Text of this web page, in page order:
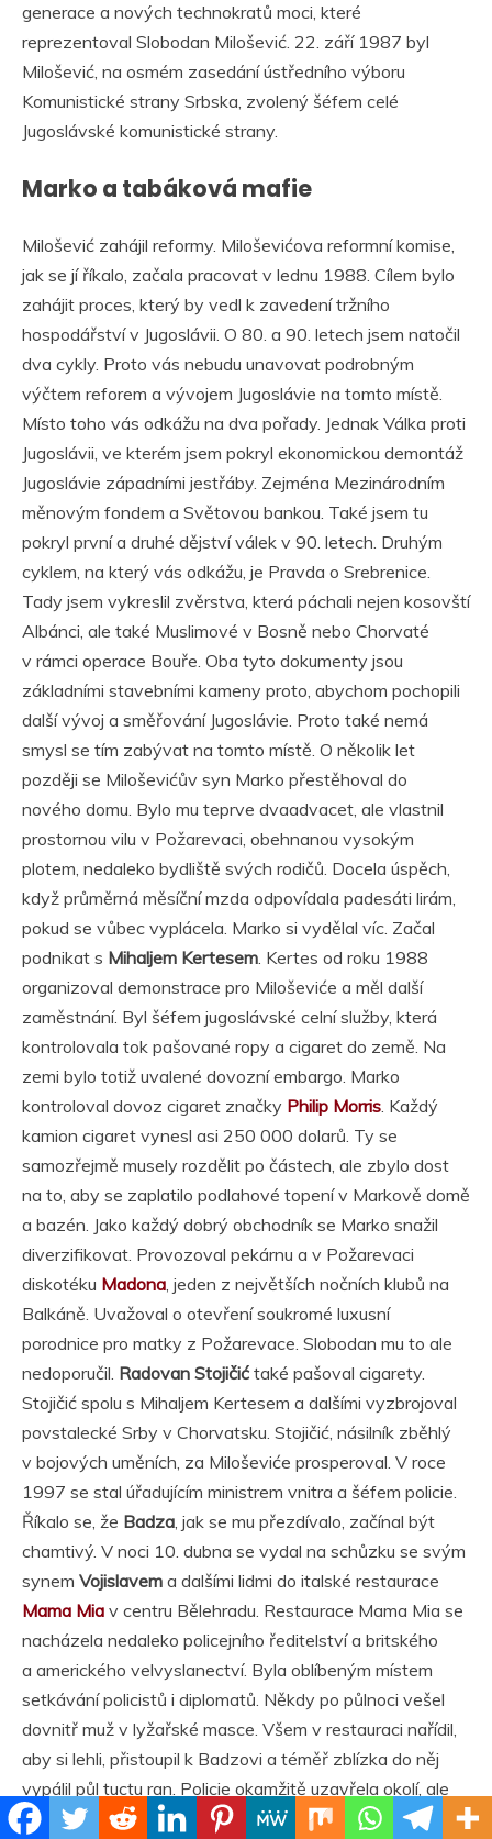
generace a nových technokratů moci, které
reprezentoval Slobodan Milošević. 22. září 1987 byl
Milošević, na osmém zasedání ústředního výboru
Komunistické strany Srbska, zvolený šéfem celé
Jugoslávské komunistické strany.
Marko a tabáková mafie
Milošević zahájil reformy. Miloševićova reformní komise,
jak se jí říkalo, začala pracovat v lednu 1988. Cílem bylo
zahájit proces, který by vedl k zavedení tržního
hospodářství v Jugoslávii. O 80. a 90. letech jsem natočil
dva cykly. Proto vás nebudu unavovat podrobným
výčtem reforem a vývojem Jugoslávie na tomto místě.
Místo toho vás odkážu na dva pořady. Jednak Válka proti
Jugoslávii, ve kterém jsem pokryl ekonomickou demontáž
Jugoslávie západními jestřáby. Zejména Mezinárodním
měnovým fondem a Světovou bankou. Také jsem tu
pokryl první a druhé dějství válek v 90. letech. Druhým
cyklem, na který vás odkážu, je Pravda o Srebrenice.
Tady jsem vykreslil zvěrstva, která páchali nejen kosovští
Albánci, ale také Muslimové v Bosně nebo Chorvaté
v rámci operace Bouře. Oba tyto dokumenty jsou
základními stavebními kameny proto, abychom pochopili
další vývoj a směřování Jugoslávie. Proto také nemá
smysl se tím zabývat na tomto místě. O několik let
později se Miloševićův syn Marko přestěhoval do
nového domu. Bylo mu teprve dvaadvacet, ale vlastnil
prostornou vilu v Požarevaci, obehnanou vysokým
plotem, nedaleko bydliště svých rodičů. Docela úspěch,
když průměrná měsíční mzda odpovídala padesáti lirám,
pokud se vůbec vyplácela. Marko si vydělal víc. Začal
podnikat s Mihaljem Kertesem. Kertes od roku 1988
organizoval demonstrace pro Miloševiće a měl další
zaměstnání. Byl šéfem jugoslávské celní služby, která
kontrolovala tok pašované ropy a cigaret do země. Na
zemi bylo totiž uvalené dovozní embargo. Marko
kontroloval dovoz cigaret značky Philip Morris. Každý
kamion cigaret vynesl asi 250 000 dolarů. Ty se
samozřejmě musely rozdělit po částech, ale zbylo dost
na to, aby se zaplatilo podlahové topení v Markově domě
a bazén. Jako každý dobrý obchodník se Marko snažil
diverzifikovat. Provozoval pekárnu a v Požarevaci
diskotéku Madona, jeden z největších nočních klubů na
Balkáně. Uvažoval o otevření soukromé luxusní
porodnice pro matky z Požarevace. Slobodan mu to ale
nedoporučil. Radovan Stojičić také pašoval cigarety.
Stojičić spolu s Mihaljem Kertesem a dalšími vyzbrojoval
povstalecké Srby v Chorvatsku. Stojičić, násilník zběhlý
v bojových uměních, za Miloševiće prosperoval. V roce
1997 se stal úřadujícím ministrem vnitra a šéfem policie.
Říkalo se, že Badza, jak se mu přezdívalo, začínal být
chamtivý. V noci 10. dubna se vydal na schůzku se svým
synem Vojislavem a dalšími lidmi do italské restaurace
Mama Mia v centru Bělehradu. Restaurace Mama Mia se
nacházela nedaleko policejního ředitelství a britského
a amerického velvyslanectví. Byla oblíbeným místem
setkávání policistů i diplomatů. Někdy po půlnoci vešel
dovnitř muž v lyžařské masce. Všem v restauraci nařídil,
aby si lehli, přistoupil k Badzovi a téměř zblízka do něj
vypálil půl tuctu ran. Policie okamžitě uzavřela okolí, ale
vraha se nikdy nepodařilo dopadnout. Zločinní baroni byli